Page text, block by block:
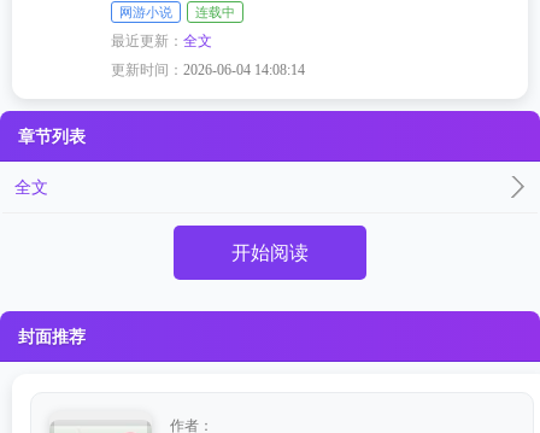
网游小说 连载中
最近更新：全文
更新时间：2026-06-04 14:08:14
章节列表
全文
开始阅读
封面推荐
作者：